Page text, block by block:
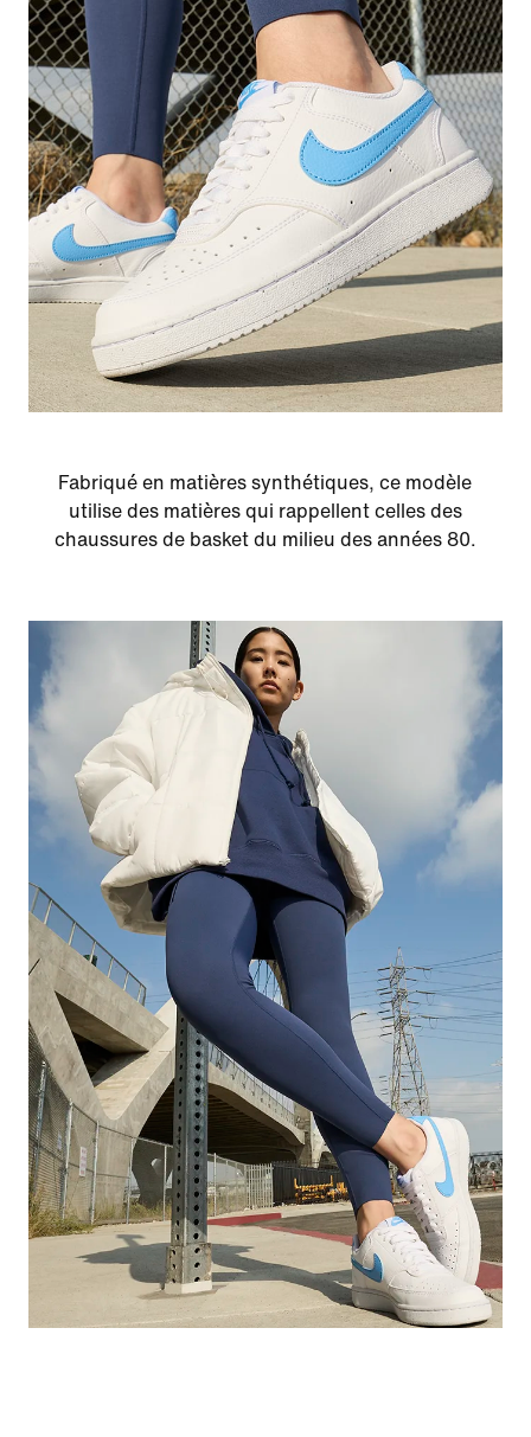
Fabriqué en matières synthétiques, ce modèle
utilise des matières qui rappellent celles des
chaussures de basket du milieu des années 80.